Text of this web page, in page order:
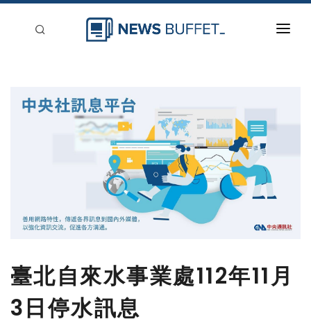
臺北自來水事業處112年11月
3日停水訊息